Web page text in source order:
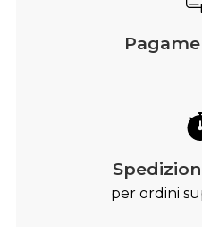
per ordini